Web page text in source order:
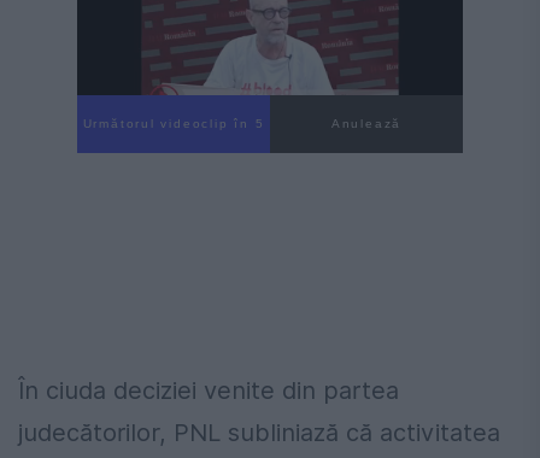
Următorul videoclip în 4 Anulează
În ciuda deciziei venite din partea
judecătorilor, PNL subliniază că activitatea